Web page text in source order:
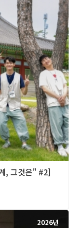
, 그것은" #2]
2026년